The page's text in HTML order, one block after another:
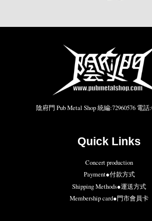
陰府門 Pub Metal Shop 統編:72960576 電話
Quick Links
Concert production
Payment●付款方式
Shipping Methods●運送方式
Membership card●門市會員卡